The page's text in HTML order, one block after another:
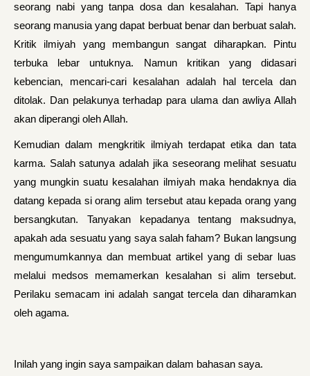
seorang nabi yang tanpa dosa dan kesalahan. Tapi hanya
seorang manusia yang dapat berbuat benar dan berbuat salah.
Kritik ilmiyah yang membangun sangat diharapkan. Pintu
terbuka lebar untuknya. Namun kritikan yang didasari
kebencian, mencari-cari kesalahan adalah hal tercela dan
ditolak. Dan pelakunya terhadap para ulama dan awliya Allah
akan diperangi oleh Allah.
Kemudian dalam mengkritik ilmiyah terdapat etika dan tata
karma. Salah satunya adalah jika seseorang melihat sesuatu
yang mungkin suatu kesalahan ilmiyah maka hendaknya dia
datang kepada si orang alim tersebut atau kepada orang yang
bersangkutan. Tanyakan kepadanya tentang maksudnya,
apakah ada sesuatu yang saya salah faham? Bukan langsung
mengumumkannya dan membuat artikel yang di sebar luas
melalui medsos memamerkan kesalahan si alim tersebut.
Perilaku semacam ini adalah sangat tercela dan diharamkan
oleh agama.
Inilah yang ingin saya sampaikan dalam bahasan saya.